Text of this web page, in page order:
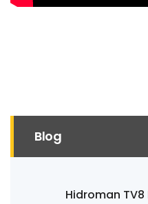
Blog
Hidroman TV8